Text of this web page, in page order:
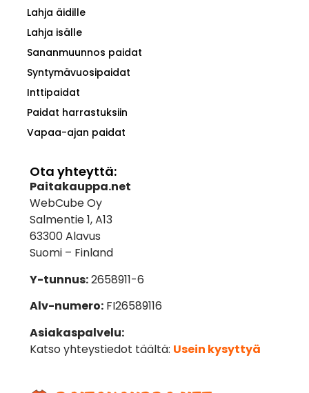
Lahja äidille
Lahja isälle
Sananmuunnos paidat
Syntymävuosipaidat
Inttipaidat
Paidat harrastuksiin
Vapaa-ajan paidat
Ota yhteyttä:
Paitakauppa.net
WebCube Oy
Salmentie 1, A13
63300 Alavus
Suomi – Finland
Y-tunnus:2658911-6
Alv-numero:FI26589116
Asiakaspalvelu:
Katso yhteystiedot täältä: Usein kysyttyä